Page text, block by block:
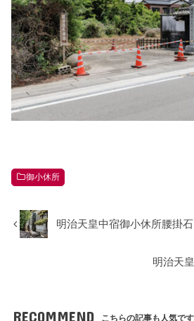
御小休所
明治天皇中宿御小休所腰掛石
明治天
RECOMMEND こちらの記事も人気です